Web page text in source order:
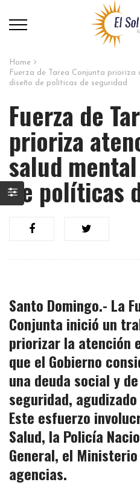
Home
Fuerza de Tarea Conjunta
diseño de políticas de seguridad
Fuerza de
prioriza
salud
de políticas
Santo Domingo.- La
Conjunta inició un
priorizar la atención
que el Gobierno
una deuda social y de
seguridad,
Este esfuerzo
Salud, la Policía
General, el
agencias.